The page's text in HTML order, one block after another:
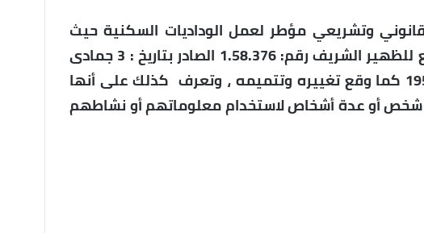
وتشريعي مؤطر لعمل الوداديات السكنية حيث
اعتبرت الودادية بمثابة جمعية تخضع للظهير الشريف رقم: 1.58.376 الصادر بتاريخ : 3 جمادى
الأولى 1378 الموافق ل 15 نونبر 1958 كما وقع تغييره وتتميمه ، وتعرف كذلك على أنها
شخص أو عدة أشخاص لاستخدام معلوماتهم أو نشاطهم